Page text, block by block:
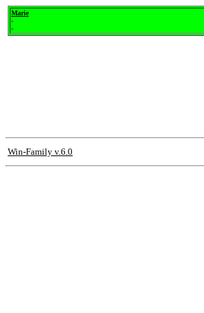
Marie
-
-
Win-Family v.6.0